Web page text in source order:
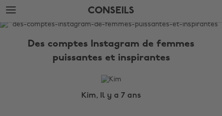
Accéder
directement
au
Accéder
directement
au
CONSEILS
LE
Des comptes Instagram de femmes
puissantes et inspirantes
Kim, Il y a 7 ans